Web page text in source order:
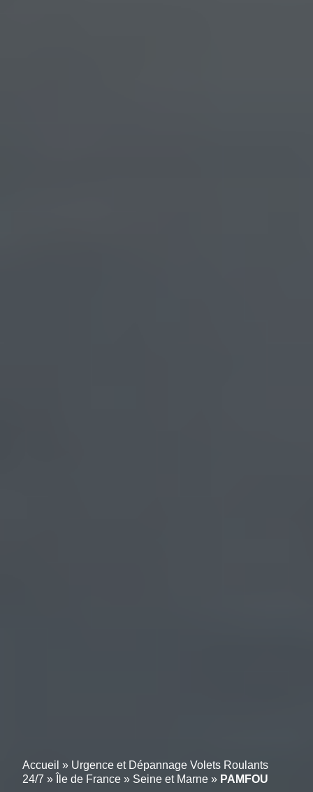
Accueil » Urgence et Dépannage Volets Roulants
24/7 » Île de France » Seine et Marne » PAMFOU